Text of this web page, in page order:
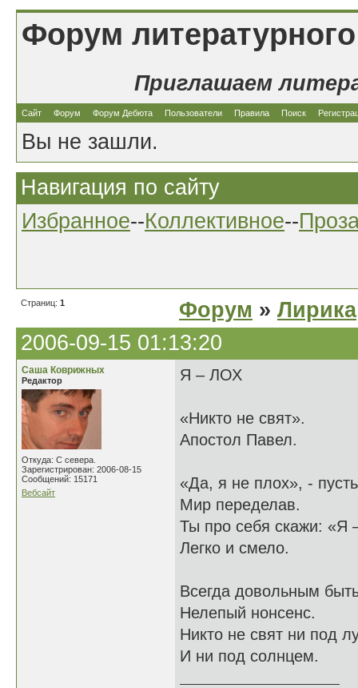
Форум
Приглашаем
Сайт Форум Форум Дебюта Пользователи Правила Поиск
Вы не зашли.
Навигация по сайту
Избранное--Коллективное--
Страниц: 1 Форум » Лирика
2006-09-15 01:13:20
Саша Коврижных
Редактор
Откуда: С севера.
Зарегистрирован: 2006-08-15
Сообщений: 15171
Вебсайт
Я – ЛОХ
«Никто не свят».
Апостол Павел.
«Да, я не плох», -
Мир переделав.
Ты про себя скажи: «Я
Легко и смело.
Всегда довольным
Нелепый нонсенс.
Никто не свят ни под
И ни под солнцем.